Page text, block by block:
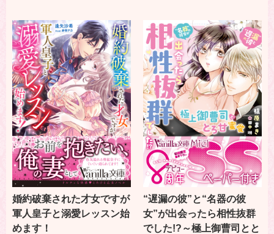
婚約破棄された才女ですが
軍人皇子と溺愛レッスン始
めます！
“遅漏の彼”と“名器の彼
女”が出会ったら相性抜群
でした!?～極上御曹司とと